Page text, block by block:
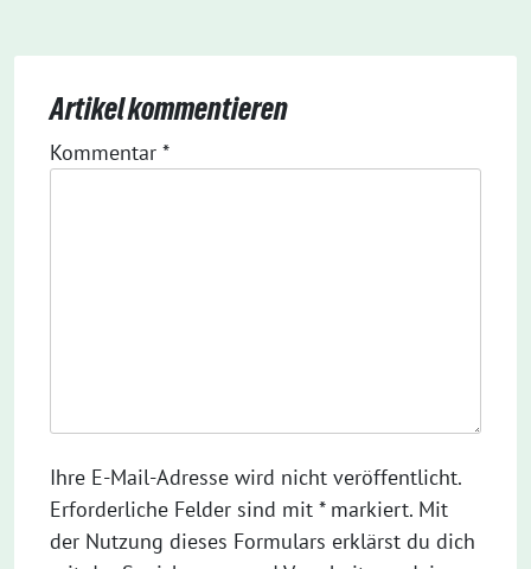
Artikel kommentieren
Kommentar *
Ihre E-Mail-Adresse wird nicht veröffentlicht.
Erforderliche Felder sind mit * markiert. Mit
der Nutzung dieses Formulars erklärst du dich